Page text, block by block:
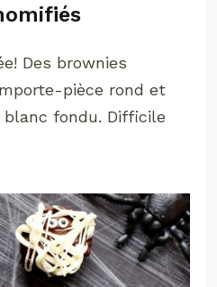
Des brownies
pièce rond et
fondu. Difficile